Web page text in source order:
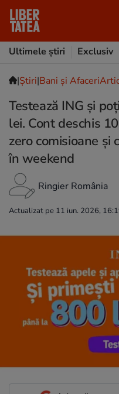
Ultimele știri
Exclusiv
|Ştiri|Bani și Afaceri
Testează ING și
lei. Cont deschis
zero comisioane
în weekend
Ringier România
Actualizat pe 11 iun. 2026,